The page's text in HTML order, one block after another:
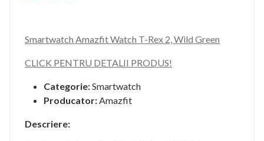
Smartwatch Amazfit Watch T-Rex 2, Wild Green
CLICK PENTRU DETALII PRODUS!
Categorie:Smartwatch
Producator:Amazfit
Descriere: